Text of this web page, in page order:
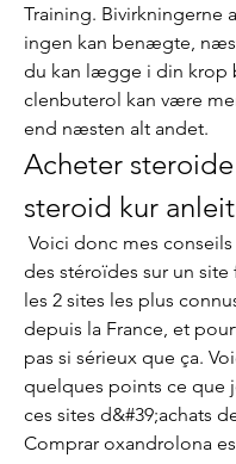
Training. Bivirkningerne
ingen kan benægte,
du kan lægge i din krop
clenbuterol kan være
end næsten alt andet.
Acheter
steroid kur
des stéroïdes sur un
les 2 sites les plus
depuis la France, et
pas si sérieux que ça.
quelques points ce que
ces sites d&#39;achats
Comprar oxandrolona